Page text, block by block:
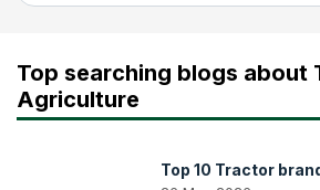
Top searching blogs about
Agriculture
Top 10 Tractor